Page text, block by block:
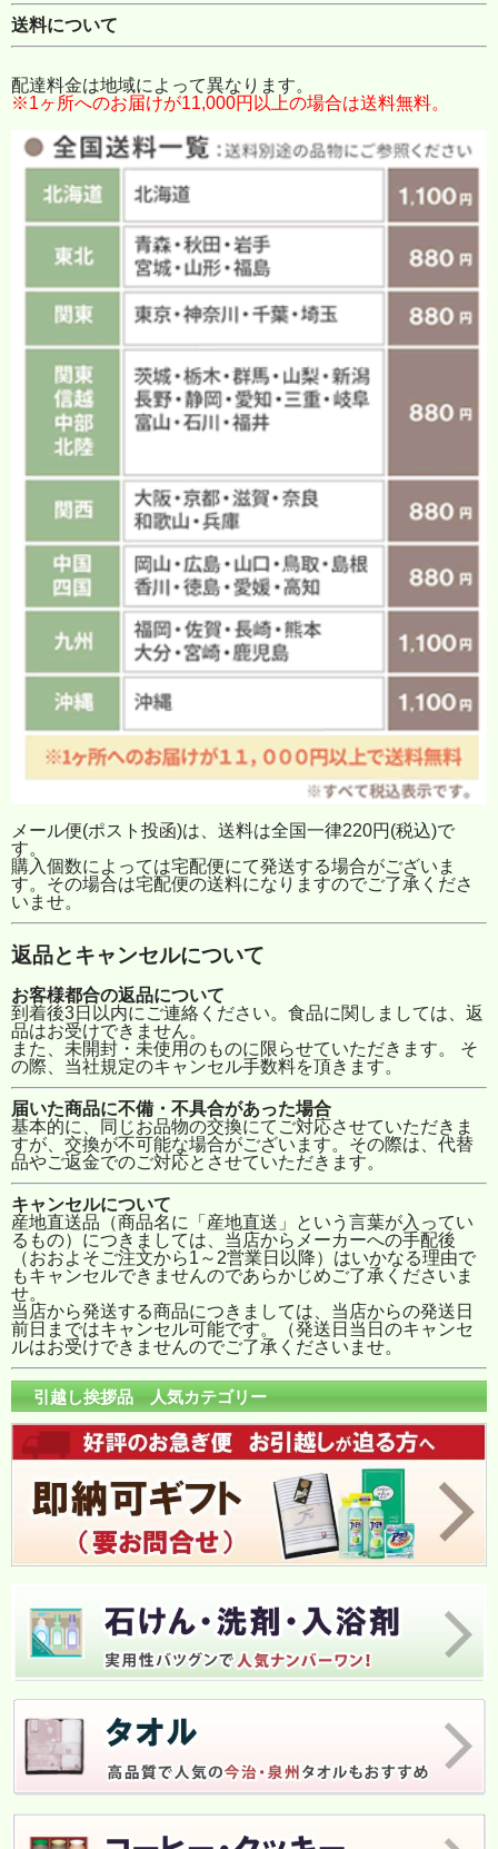
送料について
配達料金は地域によって異なります。
※1ヶ所へのお届けが11,000円以上の場合は送料無料。
メール便(ポスト投函)は、送料は全国一律220円(税込)で
す。
購入個数によっては宅配便にて発送する場合がございま
す。その場合は宅配便の送料になりますのでご了承くださ
いませ。
返品とキャンセルについて
お客様都合の返品について
到着後3日以内にご連絡ください。食品に関しましては、返
品はお受けできません。
また、未開封・未使用のものに限らせていただきます。 そ
の際、当社規定のキャンセル手数料を頂きます。
届いた商品に不備・不具合があった場合
基本的に、同じお品物の交換にてご対応させていただきま
すが、交換が不可能な場合がございます。その際は、代替
品やご返金でのご対応とさせていただきます。
キャンセルについて
産地直送品（商品名に「産地直送」という言葉が入ってい
るもの）につきましては、当店からメーカーへの手配後
（おおよそご注文から1～2営業日以降）はいかなる理由で
もキャンセルできませんのであらかじめご了承くださいま
せ。
当店から発送する商品につきましては、当店からの発送日
前日まではキャンセル可能です。（発送日当日のキャンセ
ルはお受けできませんのでご了承くださいませ。
引越し挨拶品 人気カテゴリー